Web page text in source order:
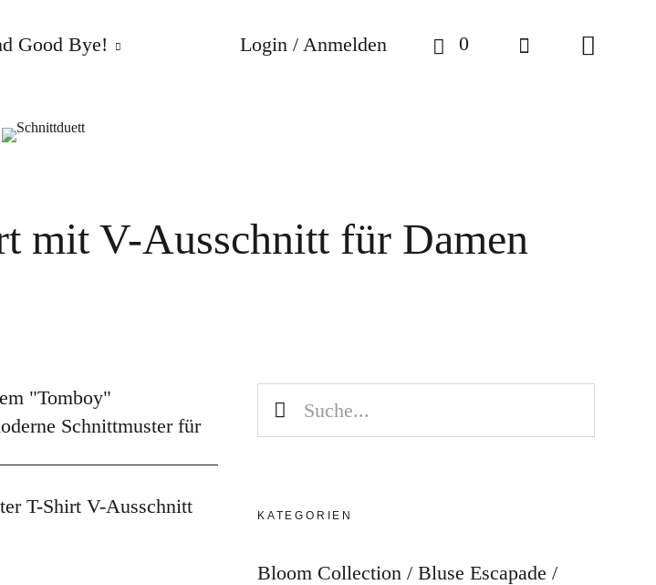
Good Bye! Login / Anmelden 0
mit V-Ausschnitt für Damen
T-Shirt V-Ausschnitt
KATEGORIEN
Bloom Collection
Bluse Escapade